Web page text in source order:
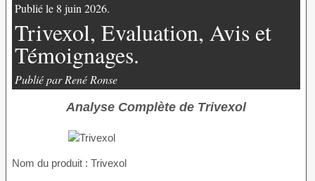
Publié le 8 juin 2026.
Trivexol, Evaluation, Avis et
Témoignages.
Publié par René Ronse
Analyse Complète de Trivexol
Nom du produit : Trivexol